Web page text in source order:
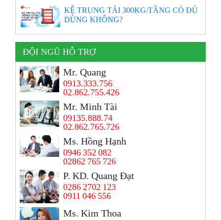
KỆ TRUNG TẢI 300KG/TẦNG CÓ ĐỦ
DÙNG KHÔNG?
ĐỘI NGŨ HỖ TRỢ
Mr. Quang
0913.333.756
02.862.755.426
Mr. Minh Tài
09135.888.74
02.862.765.726
Ms. Hồng Hạnh
0946 352 082
02862 765 726
P. KD. Quang Đạt
0286 2702 123
0911 046 556
Ms. Kim Thoa